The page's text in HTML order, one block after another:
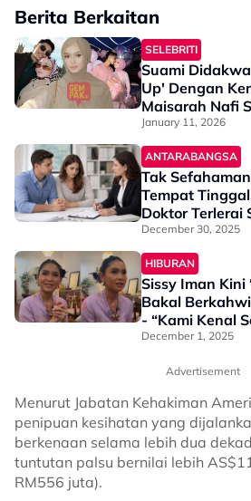
Berita Berkaitan
SELEBRITI
Suami
Up' Dengan
Maisarah Nafi
Kemewahan -
Pun, Dia
January 11, 2026
ANTARABANGSA
Tak
Tempat
Doktor Terlerai
Bernikah
December 30, 2025
HIBURAN
Sissy Iman Kini
Bakal
- “Kami Kenal
Menjadi
December 1, 2025
Advertisement
Menurut Jabatan Kehakiman
penipuan kesihatan yang
berkenaan selama lebih dua
tuntutan palsu bernilai lebih
RM556 juta).